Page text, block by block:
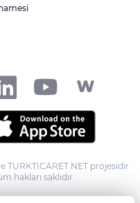
TURKTICARET.NET projesidir
hakları saklıdır.